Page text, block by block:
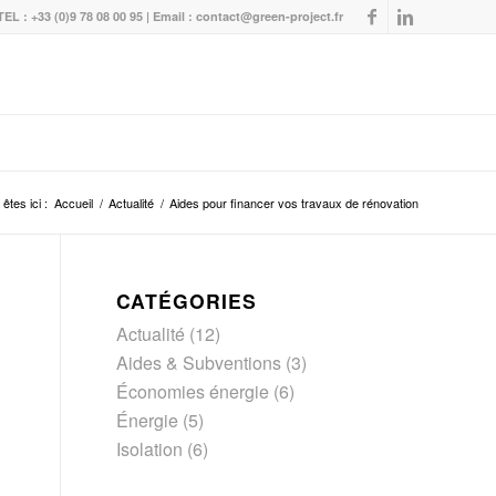
: +33 (0)9 78 08 00 95 | Email : contact@green-project.fr
êtes ici : Accueil / Actualité / Aides pour financer vos travaux de rénovation
CATÉGORIES
Actualité (12)
Aides & Subventions (3)
Économies énergie (6)
Énergie (5)
Isolation (6)